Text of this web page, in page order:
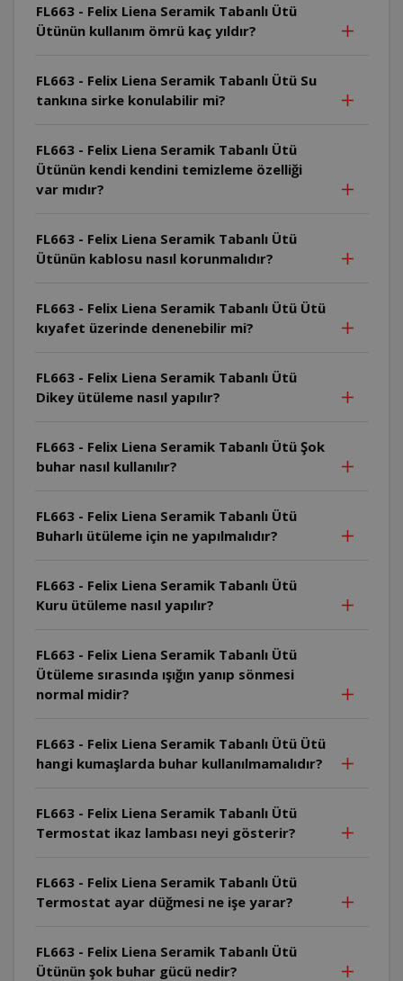
FL663 - Felix Liena Seramik Tabanlı Ütü
Ütünün kullanım ömrü kaç yıldır?
FL663 - Felix Liena Seramik Tabanlı Ütü Su
tankına sirke konulabilir mi?
FL663 - Felix Liena Seramik Tabanlı Ütü
Ütünün kendi kendini temizleme özelliği
var mıdır?
FL663 - Felix Liena Seramik Tabanlı Ütü
Ütünün kablosu nasıl korunmalıdır?
FL663 - Felix Liena Seramik Tabanlı Ütü Ütü
kıyafet üzerinde denenebilir mi?
FL663 - Felix Liena Seramik Tabanlı Ütü
Dikey ütüleme nasıl yapılır?
FL663 - Felix Liena Seramik Tabanlı Ütü Şok
buhar nasıl kullanılır?
FL663 - Felix Liena Seramik Tabanlı Ütü
Buharlı ütüleme için ne yapılmalıdır?
FL663 - Felix Liena Seramik Tabanlı Ütü
Kuru ütüleme nasıl yapılır?
FL663 - Felix Liena Seramik Tabanlı Ütü
Ütüleme sırasında ışığın yanıp sönmesi
normal midir?
FL663 - Felix Liena Seramik Tabanlı Ütü Ütü
hangi kumaşlarda buhar kullanılmamalıdır?
FL663 - Felix Liena Seramik Tabanlı Ütü
Termostat ikaz lambası neyi gösterir?
FL663 - Felix Liena Seramik Tabanlı Ütü
Termostat ayar düğmesi ne işe yarar?
FL663 - Felix Liena Seramik Tabanlı Ütü
Ütünün şok buhar gücü nedir?